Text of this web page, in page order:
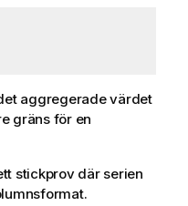
aggregerade värdet
gräns för en
stickprov där serien